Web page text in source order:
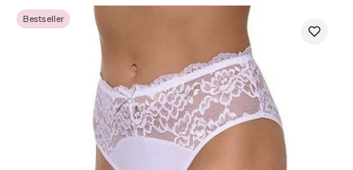
Bestseller